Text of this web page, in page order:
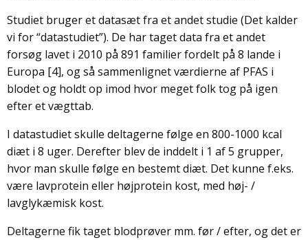
Studiet bruger et datasæt fra et andet studie (Det kalder
vi for “datastudiet”). De har taget data fra et andet
forsøg lavet i 2010 på 891 familier fordelt på 8 lande i
Europa [4], og så sammenlignet værdierne af PFAS i
blodet og holdt op imod hvor meget folk tog på igen
efter et vægttab.
I datastudiet skulle deltagerne følge en 800-1000 kcal
diæt i 8 uger. Derefter blev de inddelt i 1 af 5 grupper,
hvor man skulle følge en bestemt diæt. Det kunne f.eks.
være lavprotein eller højprotein kost, med høj- /
lavglykæmisk kost.
Deltagerne fik taget blodprøver mm. før / efter, og det er